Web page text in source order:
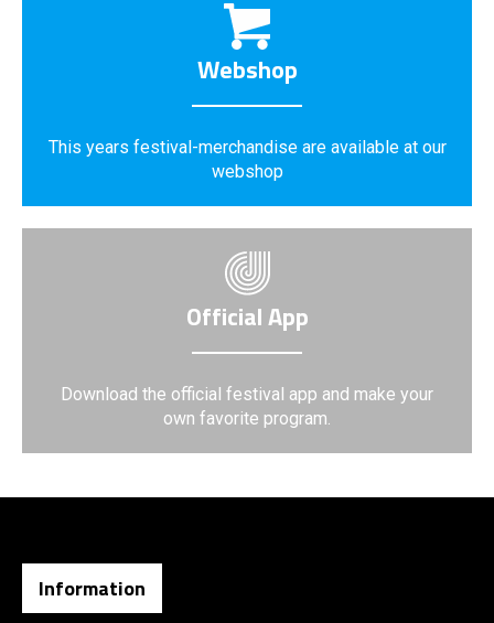
Webshop
This years festival-merchandise are available at our
webshop
Official App
Download the official festival app and make your
own favorite program.
Information